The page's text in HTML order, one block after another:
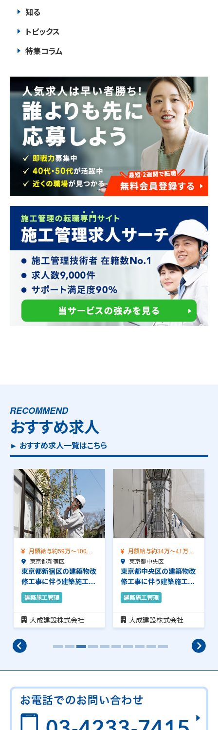
知る
トピックス
特集コラム
RECOMMEND
おすすめ求人
► おすすめ求人一覧はこちら
月額給与約34万～41万
（前職給与保証）…
東京都中央区
東京都中央区の建築物改
修工事に伴う建築施工管
理のお仕事です。…
建築施工管理
大成建設株式会社
月額給与約42万～58万
（前職給与保証）…
東京都中央区
東京都中央区の建築物改
修工事に伴う建築施工管
理のお仕事です。…
建築施工管理
大成建設株式会社